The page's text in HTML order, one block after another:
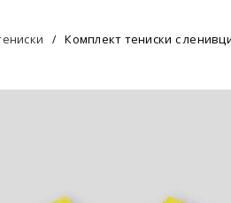
/ Комплект тениски с